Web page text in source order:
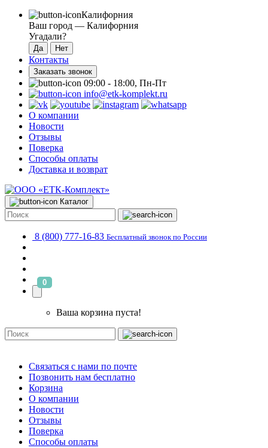
Калифорния
Ваш город — Калифорния
Угадали?
Контакты
Заказать звонок
09:00 - 18:00, Пн-Пт
info@etk-komplekt.ru
О компании
Новости
Отзывы
Поверка
Способы оплаты
Доставка и возврат
Каталог
8 (800) 777-16-83 Бесплатный звонок по России
0
Ваша корзина пуста!
Связаться с нами по почте
Позвонить нам бесплатно
Корзина
О компании
Новости
Отзывы
Поверка
Способы оплаты